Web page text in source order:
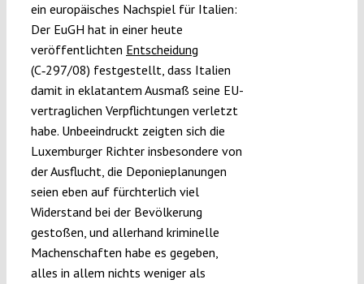
Funding
Projects
ein europäisches Nachspiel für Italien:
Der EuGH hat in einer heute
veröffentlichten Entscheidung
(C‑297/08) festgestellt, dass Italien
damit in eklatantem Ausmaß seine EU-
vertraglichen Verpflichtungen verletzt
habe. Unbeeindruckt zeigten sich die
Luxemburger Richter insbesondere von
der Ausflucht, die Deponieplanungen
seien eben auf fürchterlich viel
Widerstand bei der Bevölkerung
gestoßen, und allerhand kriminelle
Machenschaften habe es gegeben,
alles in allem nichts weniger als